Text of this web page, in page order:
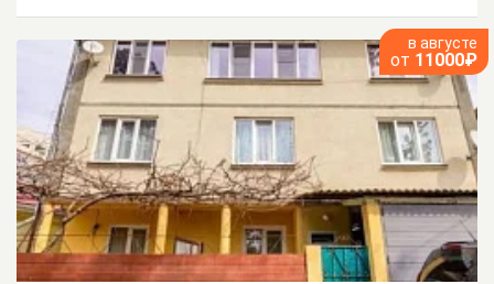
в августе
от 11000₽